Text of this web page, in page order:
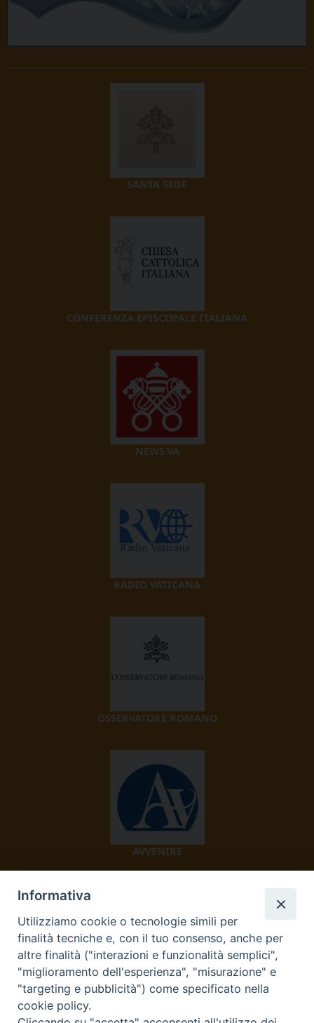
SANTA SEDE
CONFERENZA EPISCOPALE ITALIANA
NEWS.VA
RADIO VATICANA
OSSERVATORE ROMANO
AVVENIRE
TV 2000
Informativa
Utilizziamo cookie o tecnologie simili per
finalità tecniche e, con il tuo consenso, anche per
altre finalità ("interazioni e funzionalità semplici",
"miglioramento dell'esperienza", "misurazione" e
"targeting e pubblicità") come specificato nella
cookie policy.